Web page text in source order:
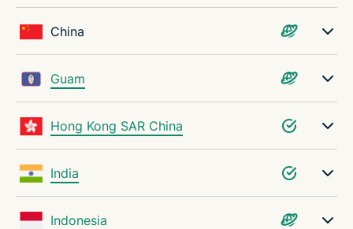
China
Guam
Hong Kong SAR China
India
Indonesia